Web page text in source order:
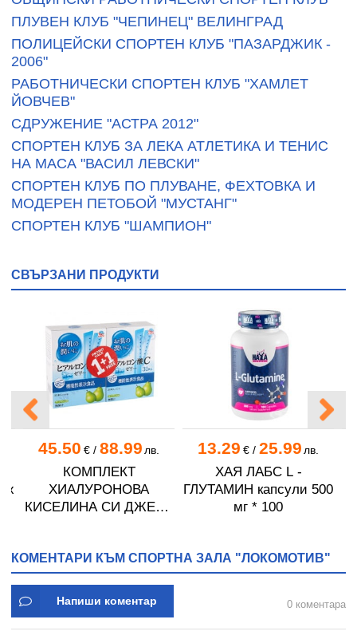
ПЛУВЕН КЛУБ "ЧЕПИНЕЦ" ВЕЛИНГРАД
ПОЛИЦЕЙСКИ СПОРТЕН КЛУБ "ПАЗАРДЖИК -
2006"
РАБОТНИЧЕСКИ СПОРТЕН КЛУБ "ХАМЛЕТ
ЙОВЧЕВ"
СДРУЖЕНИЕ "АСТРА 2012"
СПОРТЕН КЛУБ ЗА ЛЕКА АТЛЕТИКА И ТЕНИС
НА МАСА "ВАСИЛ ЛЕВСКИ"
СПОРТЕН КЛУБ ПО ПЛУВАНЕ, ФЕХТОВКА И
МОДЕРЕН ПЕТОБОЙ "МУСТАНГ"
СПОРТЕН КЛУБ "ШАМПИОН"
СВЪРЗАНИ ПРОДУКТИ
45.50 €/ 88.99 лв.
КОМПЛЕКТ
ХИАЛУРОНОВА
КИСЕЛИНА СИ ДЖЕЛИ
13.29 €/ 25.99 лв.
ХАЯ ЛАБС L -
ГЛУТАМИН капсули 500
мг * 100
КОМЕНТАРИ КЪМ СПОРТНА ЗАЛА "ЛОКОМОТИВ"
Напиши коментар 0 коментара